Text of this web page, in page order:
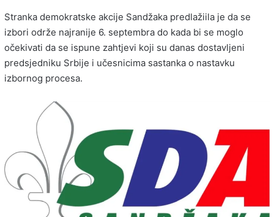
Stranka demokratske akcije Sandžaka predlažiila je da se
izbori održe najranije 6. septembra do kada bi se moglo
očekivati da se ispune zahtjevi koji su danas dostavljeni
predsjedniku Srbije i učesnicima sastanka o nastavku
izbornog procesa.